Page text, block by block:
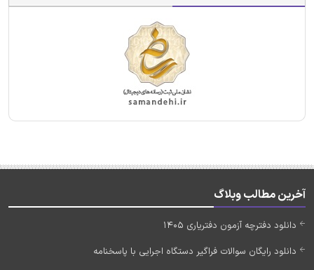
آخرین مطالب وبلاگ
دانلود دفترچه آزمون دفتریاری 1405
دانلود رایگان سوالات فراگیر دستگاه اجرایی با پاسخنامه